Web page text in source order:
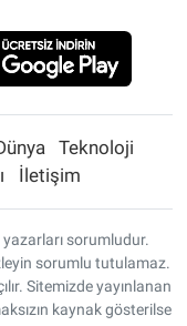
Teknoloji
İletişim
sorumludur.
sorumlu tutulamaz.
Sitemizde yayınlanan
kaynak gösterilse